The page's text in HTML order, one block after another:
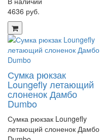
4636 руб.
Сумка рюкзак
Loungefly летающий
слоненок Дамбо
Dumbo
Сумка рюкзак Loungefly
летающий слоненок Дамбо